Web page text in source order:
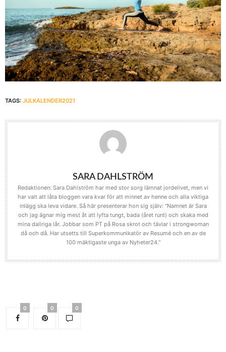
TAGS: JULKALENDER2021
SARA DAHLSTRÖM
Redaktionen: Sara Dahlström har med stor sorg lämnat jordelivet, men vi
har valt att låta bloggen vara kvar för att minnet av henne och alla viktiga
inlägg ska leva vidare. Så här presenterar hon sig själv: "Namnet är Sara
och jag ägnar mig mest åt att lyfta tungt, bada (året runt) och skaka med
mina dallriga lår. Jobbar som PT på Rosa skrot och tävlar i strongwoman
då och då. Har utsetts till Superkommunikatör av Resumé och en av de
100 mäktigaste unga av Nyheter24."
0 0 0